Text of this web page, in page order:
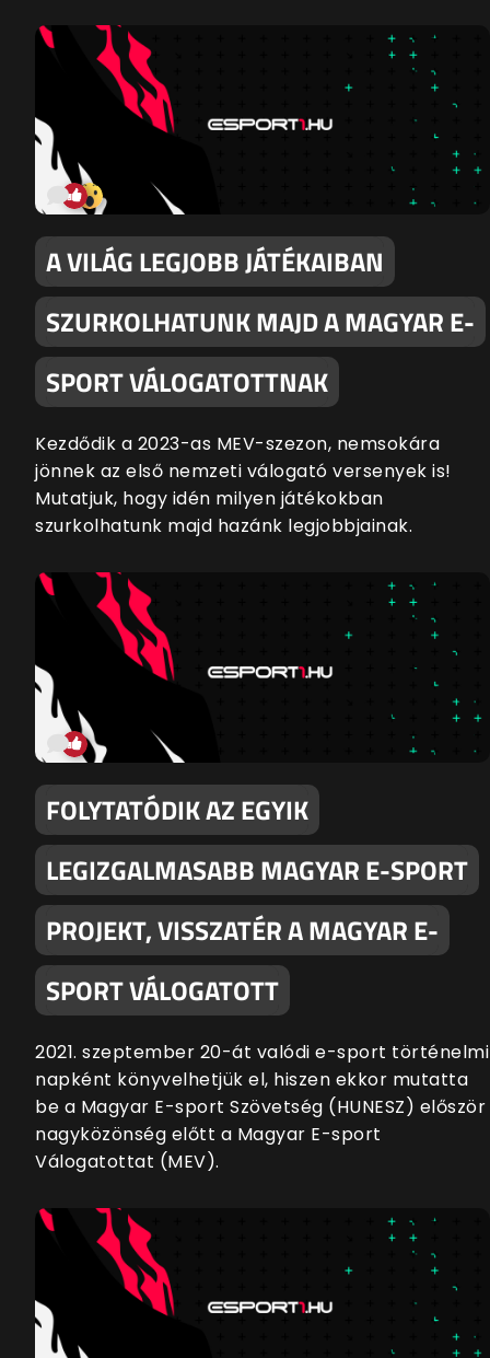
A VILÁG LEGJOBB JÁTÉKAIBAN
SZURKOLHATUNK MAJD A MAGYAR E-
SPORT VÁLOGATOTTNAK
Kezdődik a 2023-as MEV-szezon, nemsokára
jönnek az első nemzeti válogató versenyek is!
Mutatjuk, hogy idén milyen játékokban
szurkolhatunk majd hazánk legjobbjainak.
FOLYTATÓDIK AZ EGYIK
LEGIZGALMASABB MAGYAR E-SPORT
PROJEKT, VISSZATÉR A MAGYAR E-
SPORT VÁLOGATOTT
2021. szeptember 20-át valódi e-sport történelmi
napként könyvelhetjük el, hiszen ekkor mutatta
be a Magyar E-sport Szövetség (HUNESZ) először
nagyközönség előtt a Magyar E-sport
Válogatottat (MEV).